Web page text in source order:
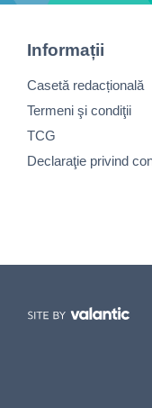
Informații
Casetă redacțională
Termeni şi condiţii
TCG
Declaraţie privind